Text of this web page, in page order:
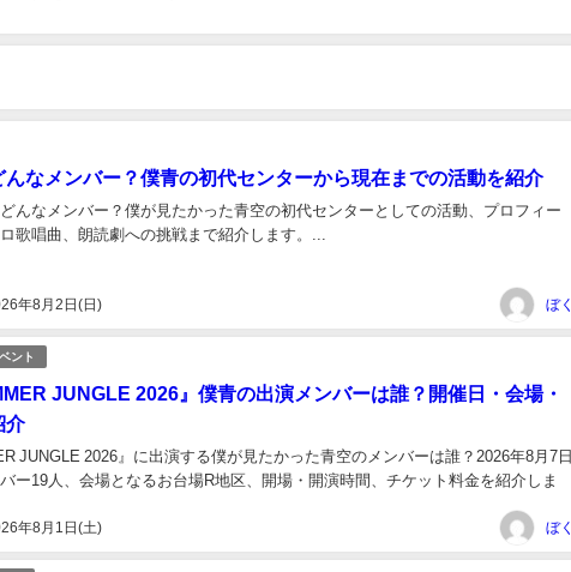
んなメンバー？僕青の初代センターから現在までの活動を紹介
年8月2日(日)
んなメンバー？僕が見たかった青空の初代センターとしての活動、プロフィー
歌唱曲、朗読劇への挑戦まで紹介します。...
ぼく
ント
JUNGLE 2026』僕青の出演メンバーは誰？開催日・会場・
介
年8月1日(土)
JUNGLE 2026』に出演する僕が見たかった青空のメンバーは誰？2026年8月7日
ー19人、会場となるお台場R地区、開場・開演時間、チケット料金を紹介しま
ぼく